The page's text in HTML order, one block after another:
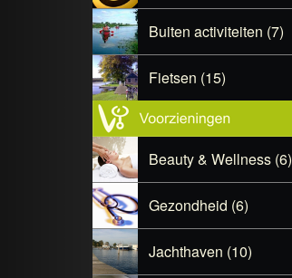
Buiten activiteiten (7)
Fietsen (15)
Beauty & Wellness (6)
Gezondheid (6)
Jachthaven (10)